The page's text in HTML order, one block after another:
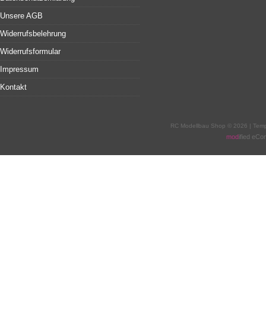
Unsere AGB
Widerrufsbelehrung
Widerrufsformular
Impressum
Kontakt
RC Modellbau Shop © 2026 |
modified